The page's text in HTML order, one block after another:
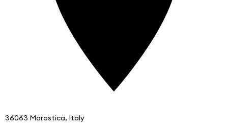
36063 Marostica, Italy